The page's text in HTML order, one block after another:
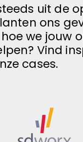
uit de
ons
we jouw
Vind
cases.